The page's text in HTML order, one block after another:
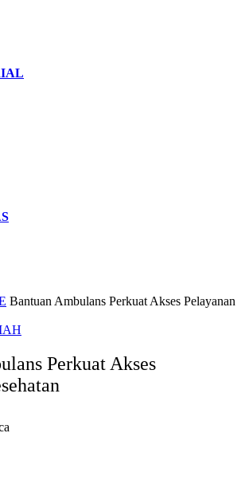
Bantuan Ambulans Perkuat Akses Pelayanan
Perkuat Akses